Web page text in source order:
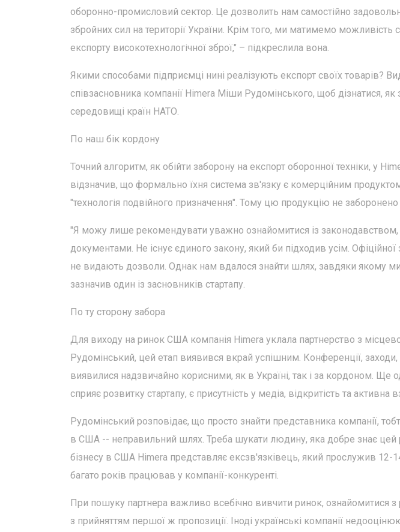
оборонно-промисловий сектор. Це дозволить нам самостійно
збройних сил на території України. Крім того, ми матимемо можливість
експорту високотехнологічної зброї," – підкреслила вона.
Якими способами підприємці нині реалізують експорт своїх товарів?
співзасновника компанії Himera Міши Рудомінського, щоб дізнатися, як
середовищі країн НАТО.
По наш бік кордону
Точний алгоритм, як обійти заборону на експорт оборонної техніки, у
відзначив, що формально їхня система зв'язку є комерційним
"технологія подвійного призначення". Тому цю продукцію не заборонено
"Я можу лише рекомендувати уважно ознайомитися із законодавством,
документами. Не існує єдиного закону, який би підходив усім.
не видають дозволи. Однак нам вдалося знайти шлях, завдяки якому ми
зазначив один із засновників стартапу.
По ту сторону забора
Для виходу на ринок США компанія Himera уклала партнерство з
Рудомінський, цей етап виявився вкрай успішним. Конференції, заходи,
виявилися надзвичайно корисними, як в Україні, так і за кордоном.
сприяє розвитку стартапу, є присутність у медіа, відкритість та
Рудомінський розповідає, що просто знайти представника компанії,
в США -- неправильний шлях. Треба шукати людину, яка добре знає цей
бізнесу в США Himera представляє ексзв'язківець, який прослужив 12-
багато років працював у компанії-конкуренті.
При пошуку партнера важливо всебічно вивчити ринок, ознайомитися з
з прийняттям першої ж пропозиції. Іноді українські компанії